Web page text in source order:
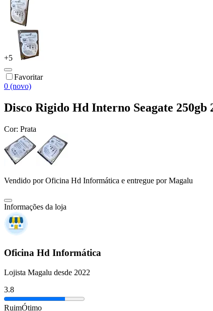
+5
Favoritar
0 (novo)
Disco Rigido Hd Interno Seagate 250gb
Cor: Prata
Vendido porOficina Hd Informática e entregue por Magalu
Informações da loja
Oficina Hd Informática
Lojista Magalu desde 2022
3.8
RuimÓtimo